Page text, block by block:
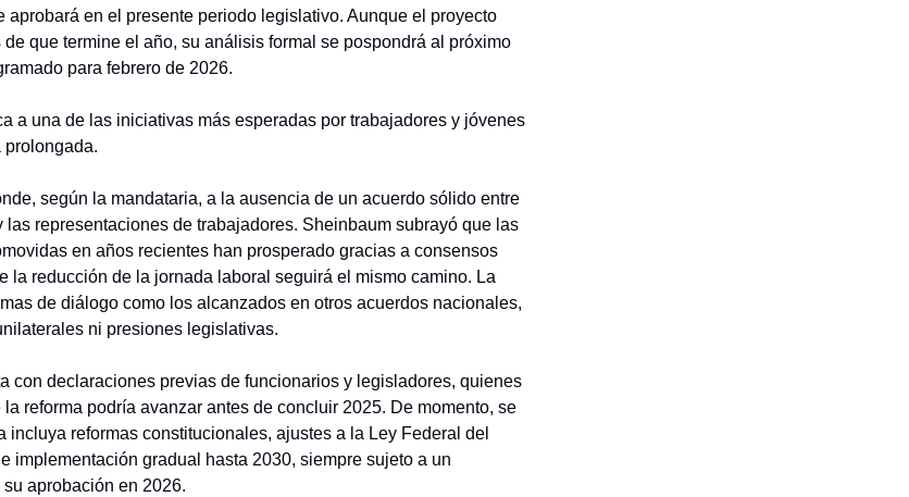
aprobará en el presente periodo legislativo. Aunque el proyecto
que termine el año, su análisis formal se pospondrá al próximo
para febrero de 2026.
a una de las iniciativas más esperadas por trabajadores y jóvenes
prolongada.
según la mandataria, a la ausencia de un acuerdo sólido entre
las representaciones de trabajadores. Sheinbaum subrayó que las
en años recientes han prosperado gracias a consensos
la reducción de la jornada laboral seguirá el mismo camino. La
de diálogo como los alcanzados en otros acuerdos nacionales,
ni presiones legislativas.
con declaraciones previas de funcionarios y legisladores, quienes
reforma podría avanzar antes de concluir 2025. De momento, se
incluya reformas constitucionales, ajustes a la Ley Federal del
implementación gradual hasta 2030, siempre sujeto a un
aprobación en 2026.